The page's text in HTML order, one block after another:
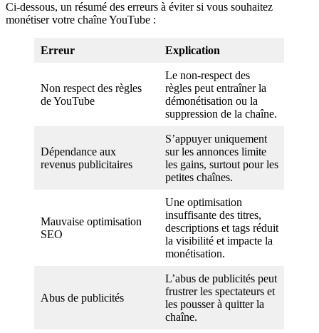
Ci-dessous, un résumé des erreurs à éviter si vous souhaitez
monétiser votre chaîne YouTube :
Erreur Explication
Non respect des règles
de YouTube
Le non-respect des
règles peut entraîner la
démonétisation ou la
suppression de la chaîne.
Dépendance aux
revenus publicitaires
S’appuyer uniquement
sur les annonces limite
les gains, surtout pour les
petites chaînes.
Mauvaise optimisation
SEO
Une optimisation
insuffisante des titres,
descriptions et tags réduit
la visibilité et impacte la
monétisation.
Abus de publicités
L’abus de publicités peut
frustrer les spectateurs et
les pousser à quitter la
chaîne.